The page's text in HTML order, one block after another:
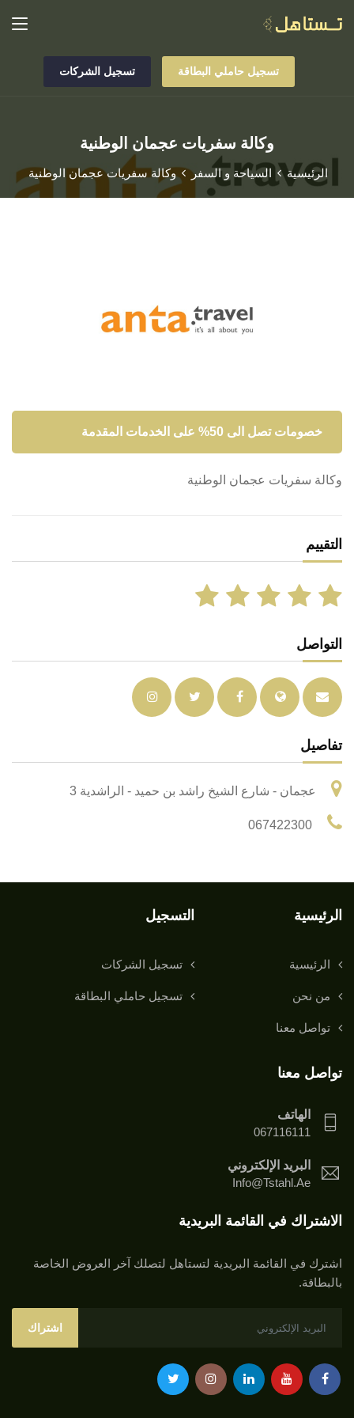
تسجيل حاملي البطاقة تسجيل الشركات
وكالة سفريات عجمان الوطنية
الرئيسية السياحة و السفر وكالة سفريات عجمان الوطنية
خصومات تصل الى 50% على الخدمات المقدمة
وكالة سفريات عجمان الوطنية
التقييم
التواصل
تفاصيل
عجمان - شارع الشيخ راشد بن حميد - الراشدية 3
الرئيسية
الرئيسية
من نحن
تواصل معنا
التسجيل
تسجيل الشركات
تسجيل حاملي البطاقة
تواصل معنا
الهاتف
067116111
البريد الإلكتروني
Info@tstahl.ae
الاشتراك في القائمة البريدية
اشترك في القائمة البريدية لتستاهل لتصلك آخر العروض الخاصة
بالبطاقة.
اشتراك